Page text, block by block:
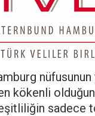
nüfusunun
kökenli
sadece